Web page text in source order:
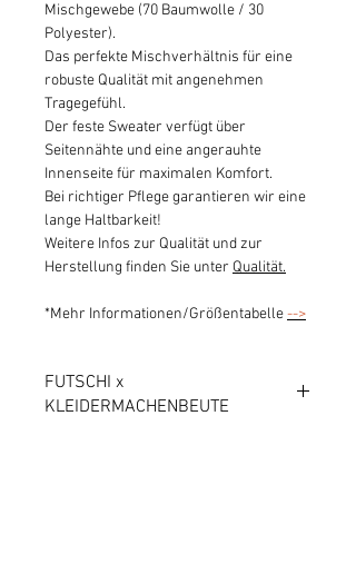
Mischgewebe (70 Baumwolle / 30
Polyester).
Das perfekte Mischverhältnis für eine
robuste Qualität mit angenehmen
Tragegefühl.
Der feste Sweater verfügt über
Seitennähte und eine angerauhte
Innenseite für maximalen Komfort.
Bei richtiger Pflege garantieren wir eine
lange Haltbarkeit!
Weitere Infos zur Qualität und zur
Herstellung finden Sie unter Qualität.
*Mehr Informationen/Größentabelle-->
FUTSCHI x
KLEIDERMACHENBEUTE